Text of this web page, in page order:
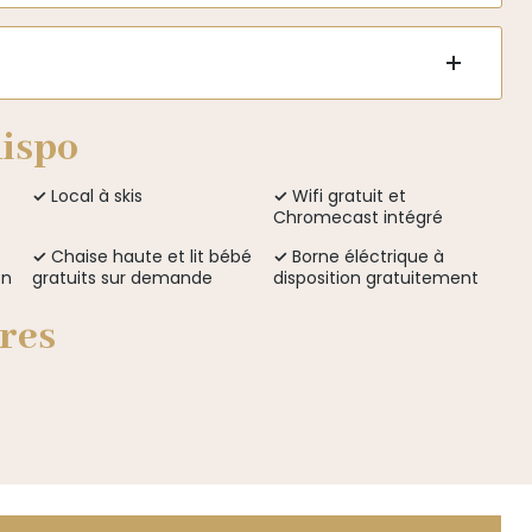
✓Local à skis ✓Wifi gratuit et
Chromecast intégré
✓Chaise haute et lit bébé
gratuits sur demande
✓Borne éléctrique à
disposition gratuitement